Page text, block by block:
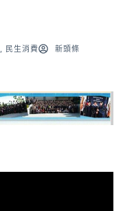
民生消費 新頭條